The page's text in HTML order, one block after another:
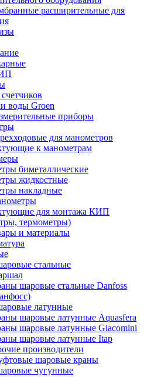
расширительные для
воды Groen
приборы
для манометров
к манометрам
биметаллические
жидкостные
накладные
для монтажа КИП
термометры)
и материалы
стальные
шаровые стальные Danfoss
латунные
шаровые латунные Aquasfera
шаровые латунные Giacomini
шаровые латунные Itap
производители
шаровые краны
чугунные